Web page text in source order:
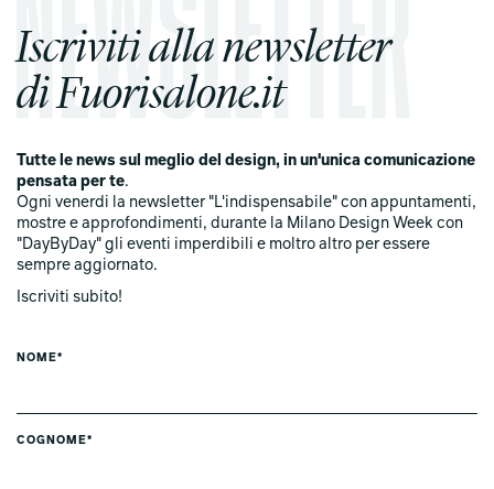
Iscriviti alla newsletter
di Fuorisalone.it
Tutte le news sul meglio del design, in un'unica comunicazione
pensata per te.
Ogni venerdi la newsletter "L'indispensabile" con appuntamenti,
mostre e approfondimenti, durante la Milano Design Week con
"DayByDay" gli eventi imperdibili e moltro altro per essere
sempre aggiornato.
Iscriviti subito!
NOME*
COGNOME*